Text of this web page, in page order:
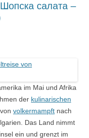
салата –
im Mai und Afrika
der kulinarischen
volkermampft nach
Das Land nimmt
ein und grenzt im